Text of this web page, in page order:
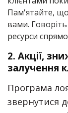
Пам'ятайте, що
вами.
ресурси
2. Акції,
залучення
Програма
звернутися